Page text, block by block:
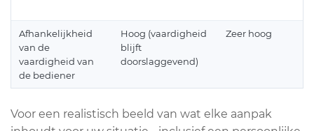
Afhankelijkheid
van de
vaardigheid van
de bediener
Hoog (vaardigheid
blijft
doorslaggevend)
Zeer hoog
Voor een realistisch beeld van wat elke aanpak